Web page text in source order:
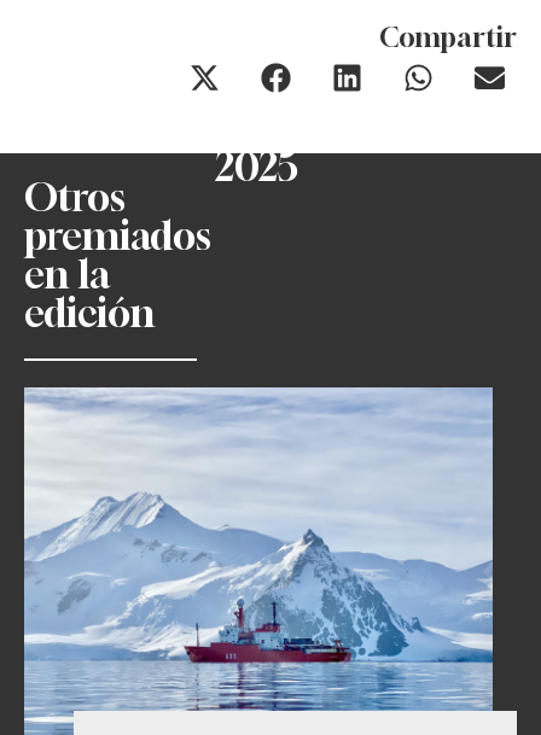
Compartir
Otros
premiados
en la
edición
2025